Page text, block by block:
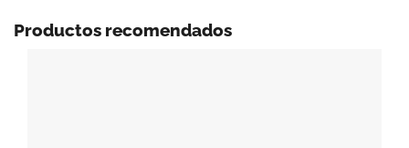
Productos recomendados